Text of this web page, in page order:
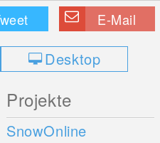
E-Mail
Desktop
Projekte
SnowOnline